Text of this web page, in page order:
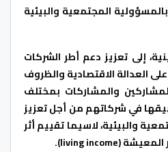
المجتمعية والبيئية
إلى تعزيز دعم أطر الشركات
العدالة الاقتصادية والظروف
والمشاركات بمختلف
في شركاتهم من أجل تعزيز
والبيئية، لاسيما تقييم أثر